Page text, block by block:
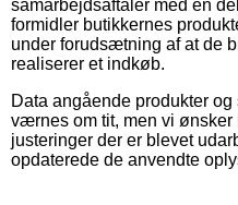
samarbejdsaftaler med en
formidler butikkernes
under forudsætning af at de
realiserer et indkøb.
Data angående produkter
værnes om tit, men vi ønsker
justeringer der er blevet
opdaterede de anvendte